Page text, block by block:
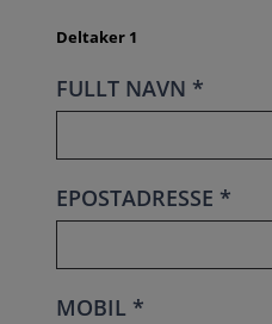
Deltaker 1
FULLT NAVN *
EPOSTADRESSE *
MOBIL *